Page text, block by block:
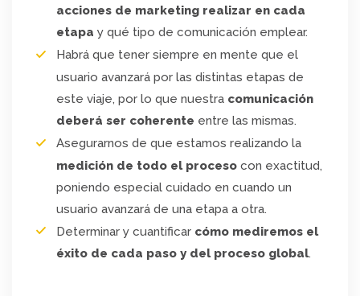
acciones de marketing realizar en cada
etapa y qué tipo de comunicación emplear.
Habrá que tener siempre en mente que el
usuario avanzará por las distintas etapas de
este viaje, por lo que nuestra comunicación
deberá ser coherente entre las mismas.
Asegurarnos de que estamos realizando la
medición de todo el proceso con exactitud,
poniendo especial cuidado en cuando un
usuario avanzará de una etapa a otra.
Determinar y cuantificar cómo mediremos el
éxito de cada paso y del proceso global.